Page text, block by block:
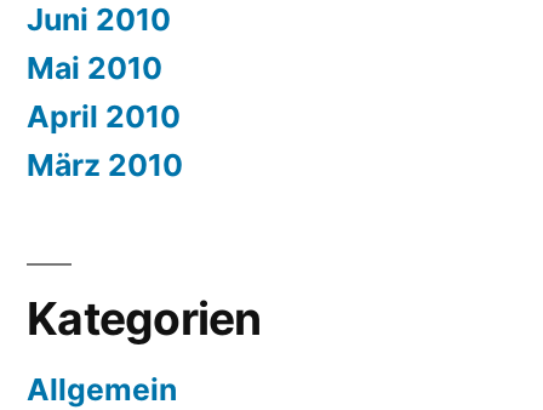
Juni 2010
Mai 2010
April 2010
März 2010
Kategorien
Allgemein